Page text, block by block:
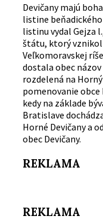
Devičany majú
listine
listinu vydal Gejza
štátu, ktorý vznikol
Veľkomoravskej
dostala obec
rozdelená na
pomenovanie
kedy na základe
Bratislave
Horné Devičany a
obec Devičany.
REKLAMA
REKLAMA